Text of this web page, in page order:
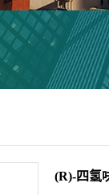
(R)-四氢